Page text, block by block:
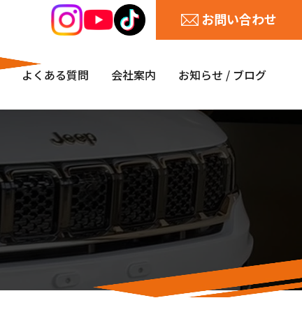
お問い合わせ
よくある質問 会社案内 お知らせ / ブログ